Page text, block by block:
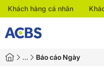
Khách hàng cá nhân
… Báo cáo Ngày